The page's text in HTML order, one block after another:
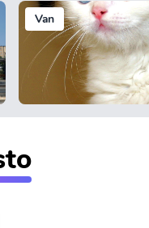
Van